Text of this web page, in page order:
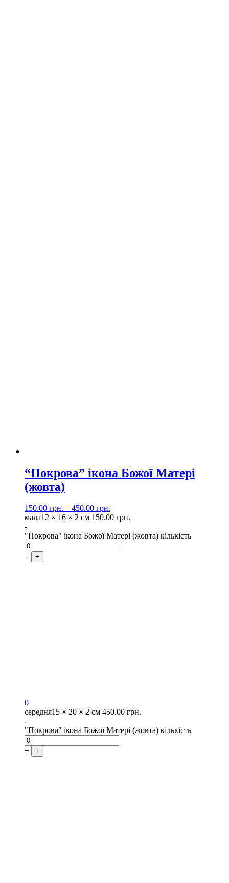
“Покрова” ікона Божої Матері
(жовта)
150.00 грн. – 450.00 грн.
мала12 × 16 × 2 см 150.00 грн.
-
"Покрова" ікона Божої Матері (жовта) кількість
+ +
0
середня15 × 20 × 2 см 450.00 грн.
-
"Покрова" ікона Божої Матері (жовта) кількість
+ +